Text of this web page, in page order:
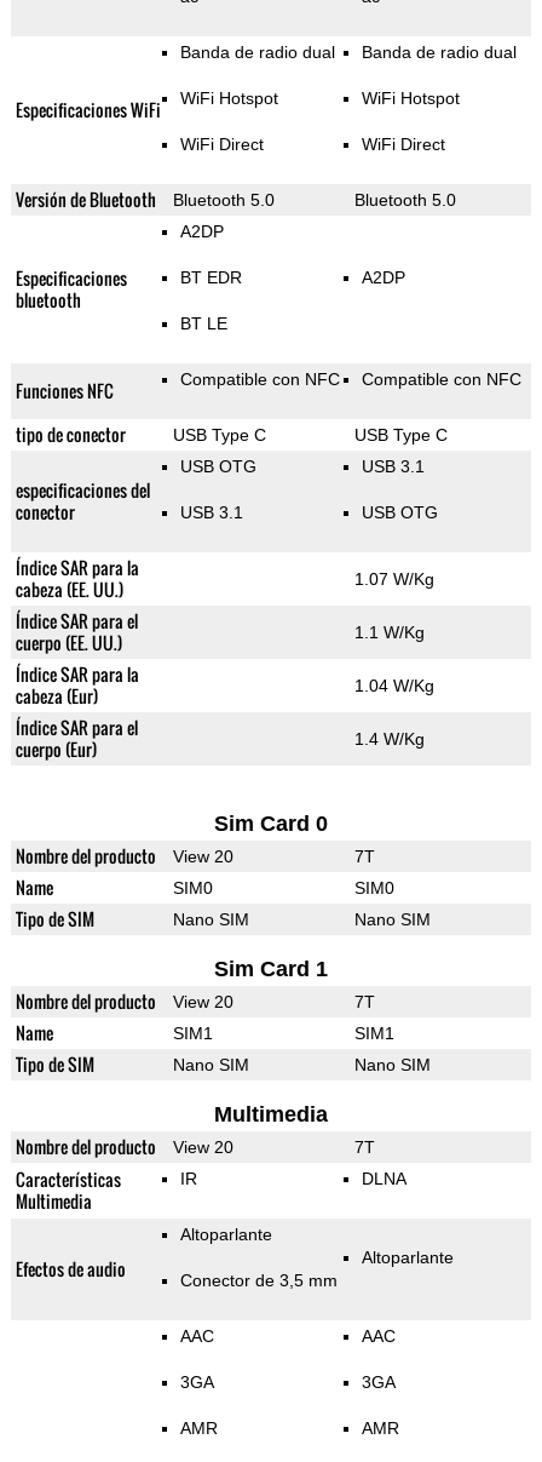
Especificaciones WiFi
Banda de radio dual
WiFi Hotspot
WiFi Direct
Banda de radio dual
WiFi Hotspot
WiFi Direct
Versión de Bluetooth Bluetooth 5.0 Bluetooth 5.0
Especificaciones
bluetooth
A2DP
BT EDR
BT LE
A2DP
Funciones NFC Compatible con NFC Compatible con NFC
tipo de conector USB Type C USB Type C
especificaciones del
conector
USB OTG
USB 3.1
USB 3.1
USB OTG
Índice SAR para la
cabeza (EE. UU.)
1.07 W/Kg
Índice SAR para el
cuerpo (EE. UU.)
1.1 W/Kg
Índice SAR para la
cabeza (Eur)
1.04 W/Kg
Índice SAR para el
cuerpo (Eur)
1.4 W/Kg
Sim Card 0
Nombre del producto View 20 7T
Name SIM0 SIM0
Tipo de SIM Nano SIM Nano SIM
Sim Card 1
Nombre del producto View 20 7T
Name SIM1 SIM1
Tipo de SIM Nano SIM Nano SIM
Multimedia
Nombre del producto View 20 7T
Características
Multimedia
IR DLNA
Efectos de audio
Altoparlante
Conector de 3,5 mm
Altoparlante
AAC
3GA
AMR
AAC
3GA
AMR